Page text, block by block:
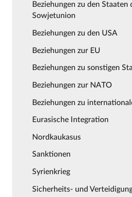
Beziehungen zu den Staaten
Sowjetunion
Beziehungen zu den USA
Beziehungen zur EU
Beziehungen zu sonstigen
Beziehungen zur NATO
Beziehungen zu
Eurasische Integration
Nordkaukasus
Sanktionen
Syrienkrieg
Sicherheits- und